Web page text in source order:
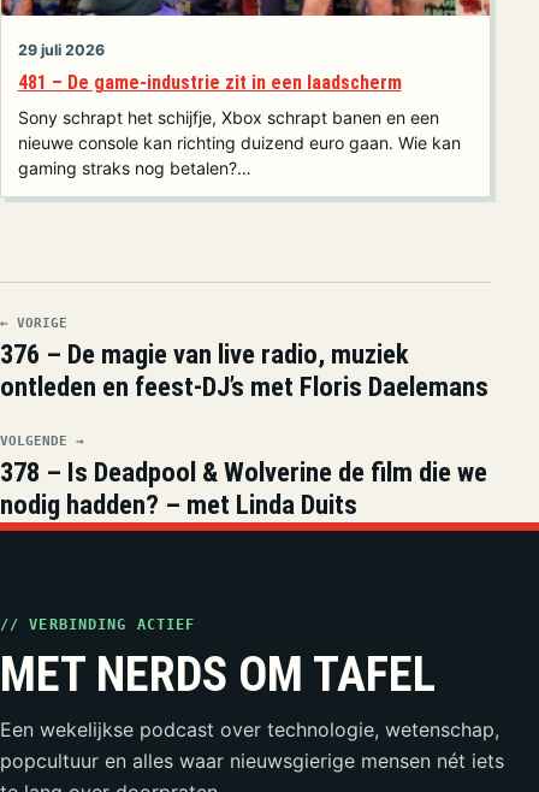
29 juli 2026
481 – De game-industrie zit in een laadscherm
Sony schrapt het schijfje, Xbox schrapt banen en een
nieuwe console kan richting duizend euro gaan. Wie kan
gaming straks nog betalen?…
← VORIGE
376 – De magie van live radio, muziek
ontleden en feest-DJ’s met Floris Daelemans
VOLGENDE →
378 – Is Deadpool & Wolverine de film die we
nodig hadden? – met Linda Duits
// VERBINDING ACTIEF
MET NERDS OM TAFEL
Een wekelijkse podcast over technologie, wetenschap,
popcultuur en alles waar nieuwsgierige mensen nét iets